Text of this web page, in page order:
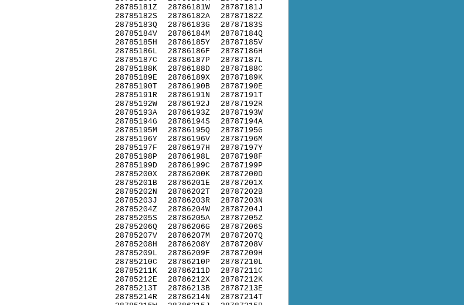
28785181Z
28785182S
28785183Q
28785184V
28785185H
28785186L
28785187C
28785188K
28785189E
28785190T
28785191R
28785192W
28785193A
28785194G
28785195M
28785196Y
28785197F
28785198P
28785199D
28785200X
28785201B
28785202N
28785203J
28785204Z
28785205S
28785206Q
28785207V
28785208H
28785209L
28785210C
28785211K
28785212E
28785213T
28785214R
28786181W
28786182A
28786183G
28786184M
28786185Y
28786186F
28786187P
28786188D
28786189X
28786190B
28786191N
28786192J
28786193Z
28786194S
28786195Q
28786196V
28786197H
28786198L
28786199C
28786200K
28786201E
28786202T
28786203R
28786204W
28786205A
28786206G
28786207M
28786208Y
28786209F
28786210P
28786211D
28786212X
28786213B
28786214N
28787181J
28787182Z
28787183S
28787184Q
28787185V
28787186H
28787187L
28787188C
28787189K
28787190E
28787191T
28787192R
28787193W
28787194A
28787195G
28787196M
28787197Y
28787198F
28787199P
28787200D
28787201X
28787202B
28787203N
28787204J
28787205Z
28787206S
28787207Q
28787208V
28787209H
28787210L
28787211C
28787212K
28787213E
28787214T